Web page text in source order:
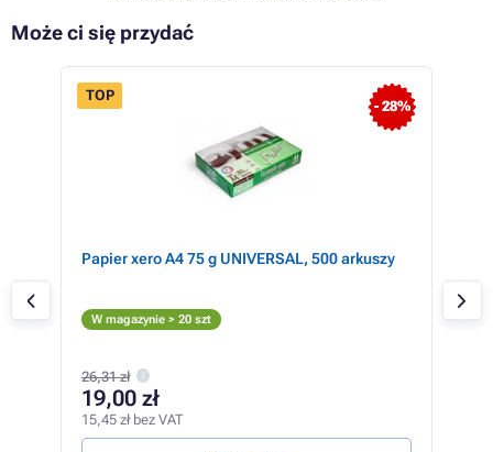
Może ci się przydać
- 28%
TOP
Papier xero A4 75 g UNIVERSAL, 500 arkuszy
W magazynie > 20 szt
26,31 zł
19,00 zł
15,45 zł bez VAT